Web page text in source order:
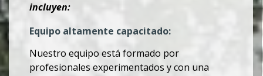
incluyen:
Equipo altamente capacitado:
Nuestro equipo está formado por
profesionales experimentados y con una